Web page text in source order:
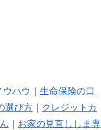
ウハウ
生命保険の口
選び方｜
クレジットカ
お家の見直ししま専